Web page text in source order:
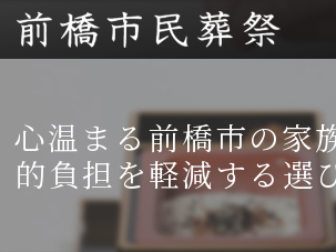
心温まる前橋市の家
的負担を軽減する選